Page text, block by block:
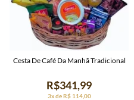
3x de R$ 114,00
R$341,99
Cesta De Café Da Manhã Tradicional